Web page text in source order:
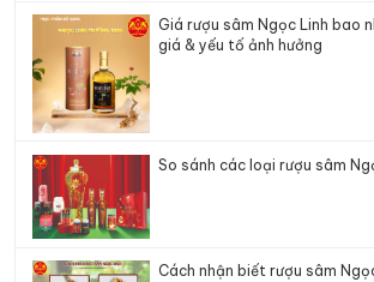
Giá rượu sâm Ngọc Linh bao
giá & yếu tố ảnh hưởng
So sánh các loại rượu sâm
Cách nhận biết rượu sâm